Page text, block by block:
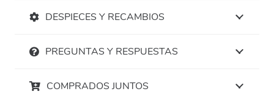
cobre según UNE EN 1057.
Válidos para ACS, calefacción y refrigeración.
DESPIECES Y RECAMBIOS
PREGUNTAS Y RESPUESTAS
COMPRADOS JUNTOS